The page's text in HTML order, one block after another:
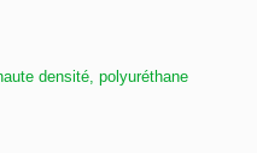
densité, polyuréthane